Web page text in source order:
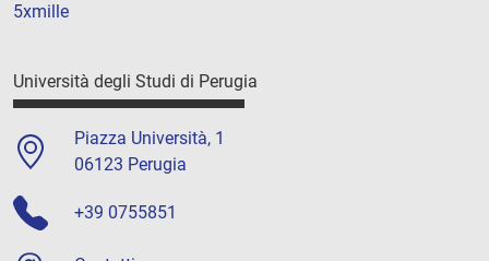
5xmille
Università degli Studi di Perugia
Piazza Università, 1
06123 Perugia
+39 0755851